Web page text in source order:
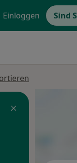
Einloggen Sind